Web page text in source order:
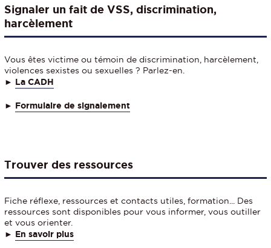
Signaler un fait de VSS, discrimination,
harcèlement
Vous êtes victime ou témoin de discrimination, harcèlement,
violences sexistes ou sexuelles ? Parlez-en.
► La CADH
► Formulaire de signalement
Trouver des ressources
Fiche réflexe, ressources et contacts utiles, formation... Des
ressources sont disponibles pour vous informer, vous outiller
et vous orienter.
► En savoir plus